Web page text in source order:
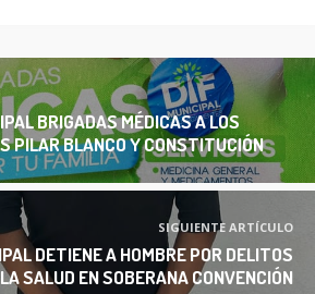
BRIGADAS MÉDICAS A LOS
PILAR BLANCO Y CONSTITUCIÓN
SIGUIENTE ARTÍCULO
DETIENE A HOMBRE POR DELITOS
SALUD EN SOBERANA CONVENCIÓN